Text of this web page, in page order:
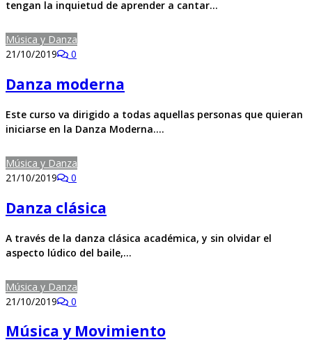
tengan la inquietud de aprender a cantar…
Música y Danza
21/10/2019
0
Danza moderna
Este curso va dirigido a todas aquellas personas que quieran
iniciarse en la Danza Moderna.…
Música y Danza
21/10/2019
0
Danza clásica
A través de la danza clásica académica, y sin olvidar el
aspecto lúdico del baile,…
Música y Danza
21/10/2019
0
Música y Movimiento